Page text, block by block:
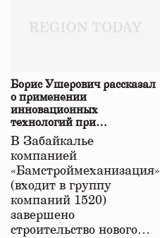
Борис Ушерович рассказал
о применении
инновационных
технологий при
строительстве нового моста
в Забайкалье
В Забайкалье
компанией
«Бамстроймеханизация»
(входит в группу
компаний 1520)
завершено
строительство нового…